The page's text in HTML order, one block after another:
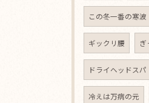
この冬一番の寒波
ギックリ腰 ぎ
ドライヘッドスパ
冷えは万病の元